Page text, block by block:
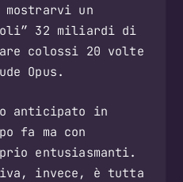
un
32 miliardi di
colossi 20 volte
Opus.
anticipato in
fa ma con
entusiasmanti.
invece, è tutta